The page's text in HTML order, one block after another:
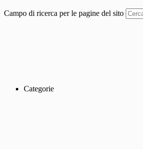
Campo di ricerca per le pagine del sito
Categorie